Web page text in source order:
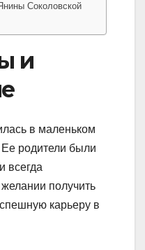
Соколовской
и
в маленьком
родители были
всегда
получить
карьеру в